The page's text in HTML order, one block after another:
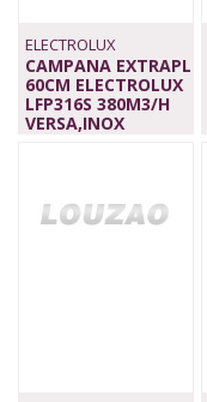
ELECTROLUX
CAMPANA EXTRAPL
60CM ELECTROLUX
LFP316S 380M3/H
VERSA,INOX